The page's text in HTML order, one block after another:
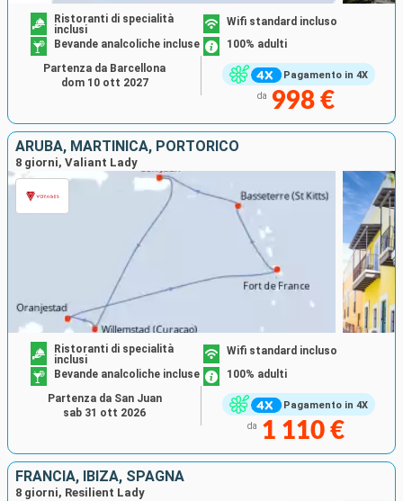
Pagamento in 4X
Ristoranti di specialità
inclusi
Wifi standard incluso
Bevande analcoliche incluse
100% adulti
da 998 €
Partenza da Barcellona
dom 10 ott 2027
ARUBA, MARTINICA, PORTORICO
8 giorni, Valiant Lady
Pagamento in 4X
Ristoranti di specialità
inclusi
Wifi standard incluso
Bevande analcoliche incluse
100% adulti
da 1 110 €
Partenza da San Juan
sab 31 ott 2026
FRANCIA, IBIZA, SPAGNA
8 giorni, Resilient Lady